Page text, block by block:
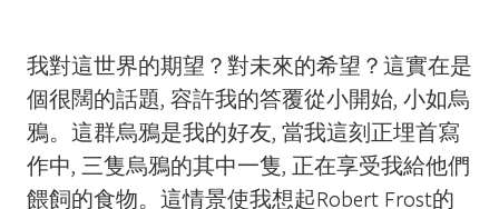
我對這世界的期望？對未來的希望？這實在是
個很闊的話題, 容許我的答覆從小開始, 小如烏
鴉。這群烏鴉是我的好友, 當我這刻正埋首寫
作中, 三隻烏鴉的其中一隻, 正在享受我給他們
餵飼的食物。這情景使我想起Robert Frost的